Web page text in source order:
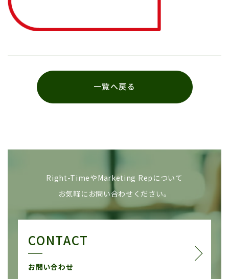
一覧へ戻る
Right-TimeやMarketing Repについて
お気軽にお問い合わせください。
CONTACT
お問い合わせ